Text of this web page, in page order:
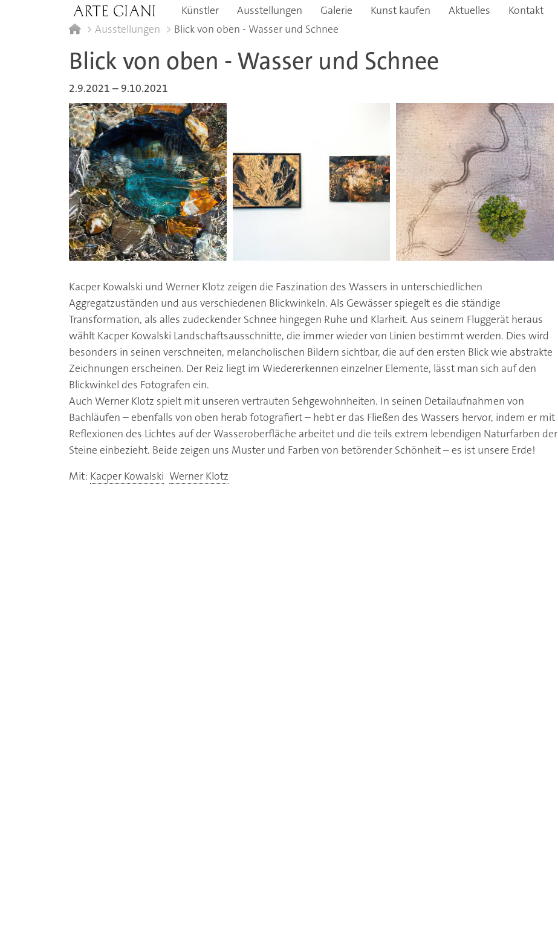
Skip to content Künstler Ausstellungen Galerie Kunst kaufen Aktuelles
Kontakt
Ausstellungen
Blick von oben - Wasser und Schnee
Blick von oben - Wasser und Schnee
2.9.2021 –9.10.2021
Kacper Kowalski und Werner Klotz zeigen die Faszination des Wassers in unterschiedlichen
Aggregatzuständen und aus verschiedenen Blickwinkeln. Als Gewässer spiegelt es die ständige
Transformation, als alles zudeckender Schnee hingegen Ruhe und Klarheit. Aus seinem Fluggerät heraus
wählt Kacper Kowalski Landschaftsausschnitte, die immer wieder von Linien bestimmt werden. Dies wird
besonders in seinen verschneiten, melancholischen Bildern sichtbar, die auf den ersten Blick wie abstrakte
Zeichnungen erscheinen. Der Reiz liegt im Wiedererkennen einzelner Elemente, lässt man sich auf den
Blickwinkel des Fotografen ein.
Auch Werner Klotz spielt mit unseren vertrauten Sehgewohnheiten. In seinen Detailaufnahmen von
Bachläufen – ebenfalls von oben herab fotografiert – hebt er das Fließen des Wassers hervor, indem er mit
Reflexionen des Lichtes auf der Wasseroberfläche arbeitet und die teils extrem lebendigen Naturfarben der
Steine einbezieht. Beide zeigen uns Muster und Farben von betörender Schönheit – es ist unsere Erde!
Mit: Kacper Kowalski Werner Klotz